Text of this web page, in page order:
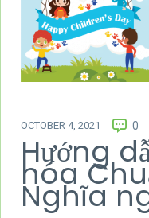
OCTOBER 4, 2021 0
Hướng
hóa
Nghĩa